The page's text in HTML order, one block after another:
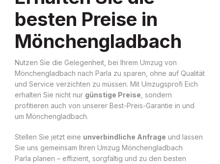
besten Preise in
Mönchengladbach
Nutzen Sie die Gelegenheit, bei Ihrem Umzug von
Mönchengladbach nach Parla zu sparen, ohne auf Qualität
und Service verzichten zu müssen. Mit Umzugsprofi Eich
erhalten Sie nicht nur günstige Preise , sondern
profitieren auch von unserer Best-Preis-Garantie in und
um Mönchengladbach.
Stellen Sie jetzt eine unverbindliche Anfrage und lassen
Sie uns gemeinsam Ihren Umzug Mönchengladbach
Parla planen – effizient, sorgfältig und zu den besten